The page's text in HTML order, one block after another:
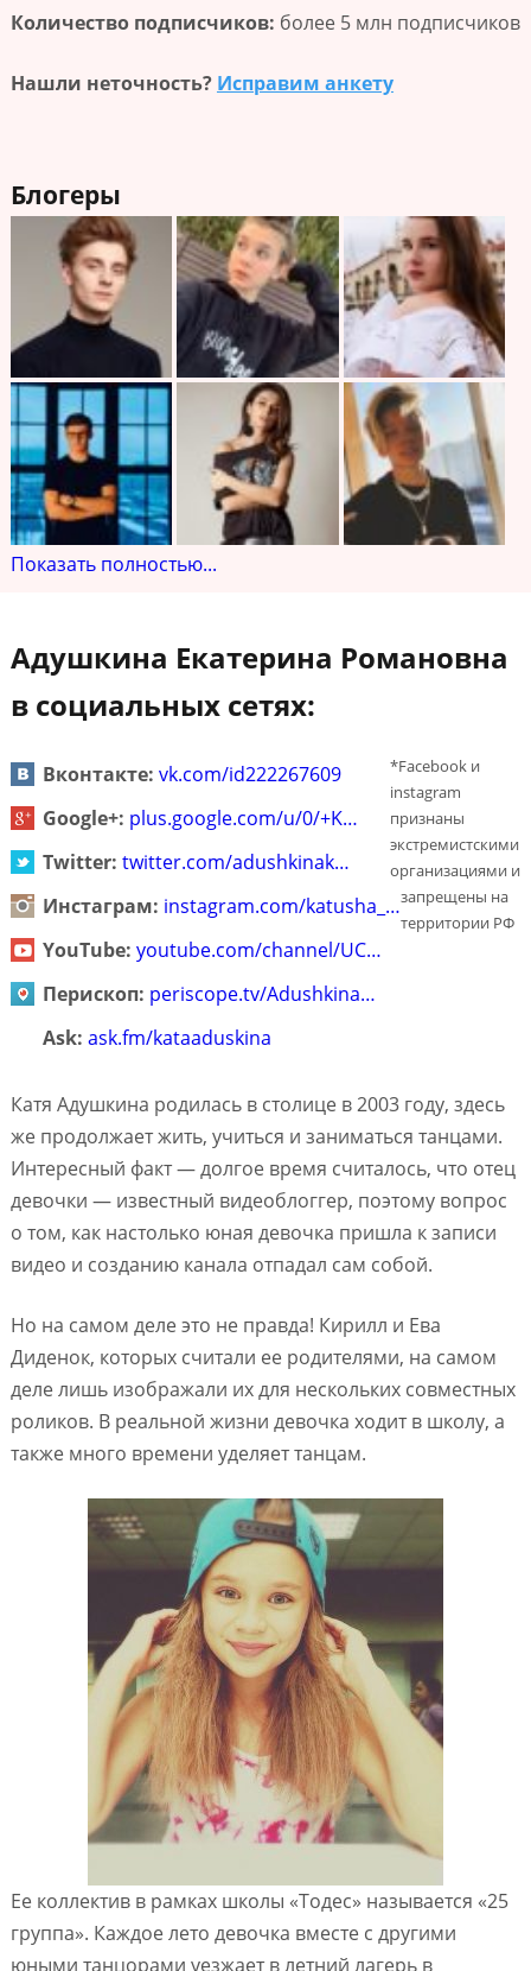
Количество подписчиков: более 5 млн подписчиков
Нашли неточность? Исправим анкету
Блогеры
Показать полностью...
Адушкина Екатерина Романовна
в социальных сетях:
Вконтакте: vk.com/id222267609
Google+: plus.google.com/u/0/+K…
Twitter: twitter.com/adushkinak…
Инстаграм: instagram.com/katusha_…
YouTube: youtube.com/channel/UC…
Перископ: periscope.tv/Adushkina…
Ask: ask.fm/kataaduskina
*Facebook и
instagram
признаны
экстремистскими
организациями и
запрещены на
территории РФ
Катя Адушкина родилась в столице в 2003 году, здесь
же продолжает жить, учиться и заниматься танцами.
Интересный факт — долгое время считалось, что отец
девочки — известный видеоблоггер, поэтому вопрос
о том, как настолько юная девочка пришла к записи
видео и созданию канала отпадал сам собой.
Но на самом деле это не правда! Кирилл и Ева
Диденок, которых считали ее родителями, на самом
деле лишь изображали их для нескольких совместных
роликов. В реальной жизни девочка ходит в школу, а
также много времени уделяет танцам.
Ее коллектив в рамках школы «Тодес» называется «25
группа». Каждое лето девочка вместе с другими
юными танцорами уезжает в летний лагерь в